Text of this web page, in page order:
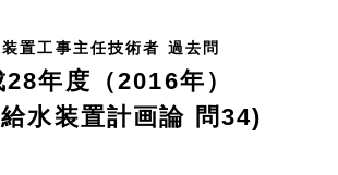
置工事主任技術者 過去問
28年度（2016年）
水装置計画論 問34)